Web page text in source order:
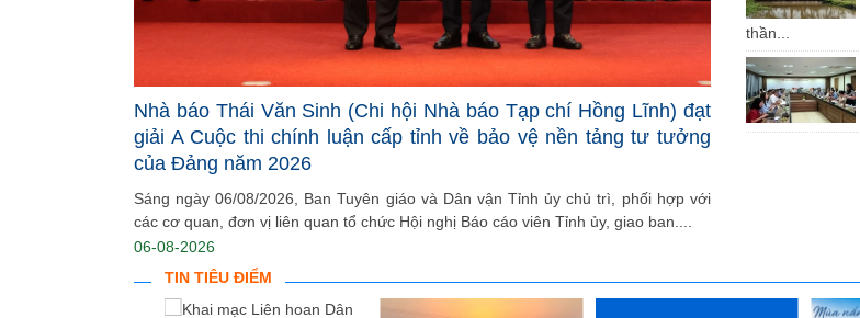
Nhà báo Thái Văn Sinh (Chi hội Nhà báo Tạp chí Hồng Lĩnh) đạt
giải A Cuộc thi chính luận cấp tỉnh về bảo vệ nền tảng tư tưởng
của Đảng năm 2026
Sáng ngày 06/08/2026, Ban Tuyên giáo và Dân vận Tỉnh ủy chủ trì, phối hợp với
các cơ quan, đơn vị liên quan tổ chức Hội nghị Báo cáo viên Tỉnh ủy, giao ban....
06-08-2026
thần...
TIN TIÊU ĐIỂM